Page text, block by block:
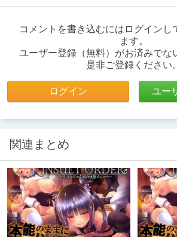
コメントを書き込むにはログインし
ます。
ユーザー登録（無料）がお済みでな
是非ご登録ください。
ログイン ユー
関連まとめ